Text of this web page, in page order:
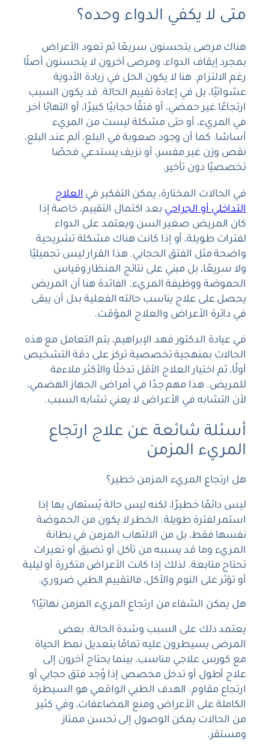
متى لا يكفي الدواء وحده؟
هناك مرضى يتحسنون سريعًا ثم تعود الأعراض
بمجرد إيقاف الدواء، ومرضى آخرون لا يتحسنون أصلًا
رغم الالتزام. هنا لا يكون الحل في زيادة الأدوية
عشوائيًا، بل في إعادة تقييم الحالة. قد يكون السبب
ارتجاعًا غير حمضي، أو فتقًا حجابيًا كبيرًا، أو التهابًا آخر
في المريء، أو حتى مشكلة ليست من المريء
أساسًا. كما أن وجود صعوبة في البلع، ألم عند البلع،
نقص وزن غير مفسر، أو نزيف يستدعي فحصًا
تخصصيًا دون تأخير.
في الحالات المختارة، يمكن التفكير فيالعلاج
التداخلي أو الجراحيبعد اكتمال التقييم، خاصة إذا
كان المريض صغير السن ويعتمد على الدواء
لفترات طويلة، أو إذا كانت هناك مشكلة تشريحية
واضحة مثل الفتق الحجابي. هذا القرار ليس تجميليًا
ولا سريعًا، بل مبني على نتائج المنظار وقياس
الحموضة ووظيفة المريء. الفائدة هنا أن المريض
يحصل على علاج يناسب حالته الفعلية بدل أن يبقى
في دائرة الأعراض والعلاج المؤقت.
في عيادة الدكتور فهد الإبراهيم، يتم التعامل مع هذه
الحالات بمنهجية تخصصية تركز على دقة التشخيص
أولًا، ثم اختيار العلاج الأقل تدخلًا والأكثر ملاءمة
للمريض. هذا مهم جدًا في أمراض الجهاز الهضمي،
لأن التشابه في الأعراض لا يعني تشابه السبب.
أسئلة شائعة عن علاج ارتجاع
المريء المزمن
هل ارتجاع المريء المزمن خطير؟
ليس دائمًا خطيرًا، لكنه ليس حالة يُستهان بها إذا
استمر لفترة طويلة. الخطر لا يكون من الحموضة
نفسها فقط، بل من الالتهاب المزمن في بطانة
المريء وما قد يسببه من تآكل أو تضيق أو تغيرات
تحتاج متابعة. لذلك إذا كانت الأعراض متكررة أو ليلية
أو تؤثر على النوم والأكل، فالتقييم الطبي ضروري.
هل يمكن الشفاء من ارتجاع المريء المزمن نهائيًا؟
يعتمد ذلك على السبب وشدة الحالة. بعض
المرضى يسيطرون عليه تمامًا بتعديل نمط الحياة
مع كورس علاجي مناسب، بينما يحتاج آخرون إلى
علاج أطول أو تدخل مخصص إذا وُجد فتق حجابي أو
ارتجاع مقاوم. الهدف الطبي الواقعي هو السيطرة
الكاملة على الأعراض ومنع المضاعفات، وفي كثير
من الحالات يمكن الوصول إلى تحسن ممتاز
ومستقر.